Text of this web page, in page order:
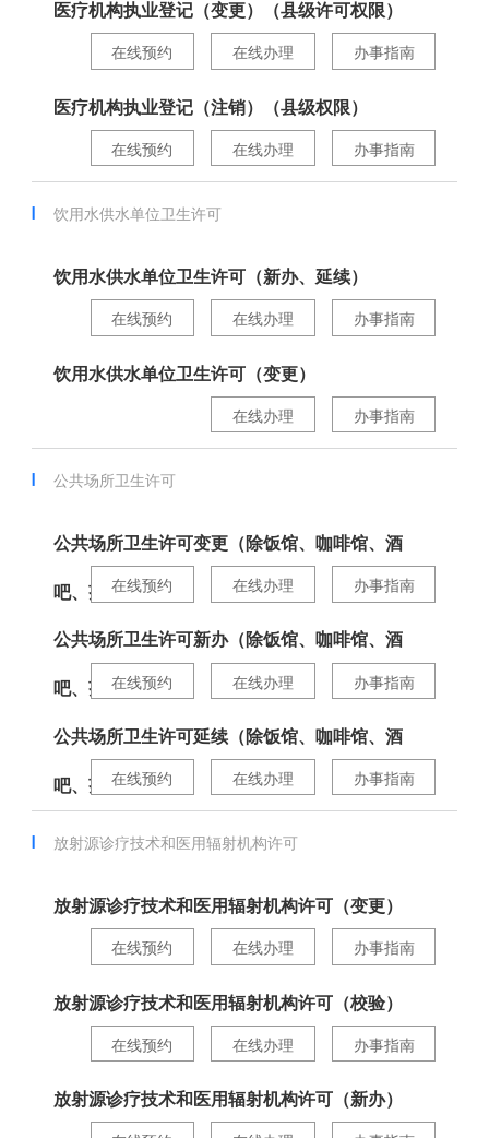
医疗机构执业登记（变更）（县级许可权限）
办事指南
在线办理
在线预约
医疗机构执业登记（注销）（县级权限）
办事指南
在线办理
在线预约
饮用水供水单位卫生许可
饮用水供水单位卫生许可（新办、延续）
办事指南
在线办理
在线预约
饮用水供水单位卫生许可（变更）
办事指南
在线办理
公共场所卫生许可
公共场所卫生许可变更（除饭馆、咖啡馆、酒
吧、茶座等... 办事指南
在线办理
在线预约
公共场所卫生许可新办（除饭馆、咖啡馆、酒
吧、茶座等... 办事指南
在线办理
在线预约
公共场所卫生许可延续（除饭馆、咖啡馆、酒
吧、茶座等... 办事指南
在线办理
在线预约
放射源诊疗技术和医用辐射机构许可
放射源诊疗技术和医用辐射机构许可（变更）
办事指南
在线办理
在线预约
放射源诊疗技术和医用辐射机构许可（校验）
办事指南
在线办理
在线预约
放射源诊疗技术和医用辐射机构许可（新办）